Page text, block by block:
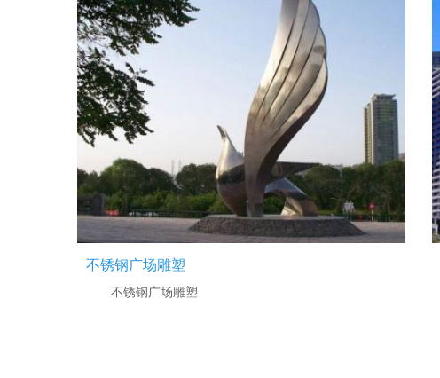
不锈钢广场雕塑
不锈钢广场雕塑